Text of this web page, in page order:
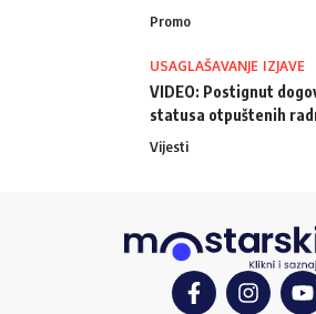
Promo
USAGLAŠAVANJE IZJAVE
VIDEO: Postignut
statusa otpuštenih
Vijesti